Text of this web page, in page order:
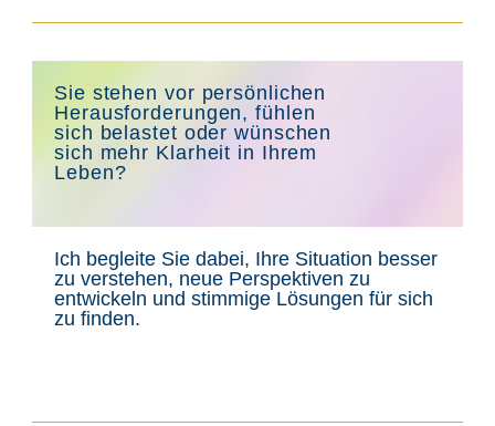
Sie stehen vor persönlichen
Herausforderungen, fühlen
sich belastet oder wünschen
sich mehr Klarheit in Ihrem
Leben?
Ich begleite Sie dabei, Ihre Situation besser
zu verstehen, neue Perspektiven zu
entwickeln und stimmige Lösungen für sich
zu finden.